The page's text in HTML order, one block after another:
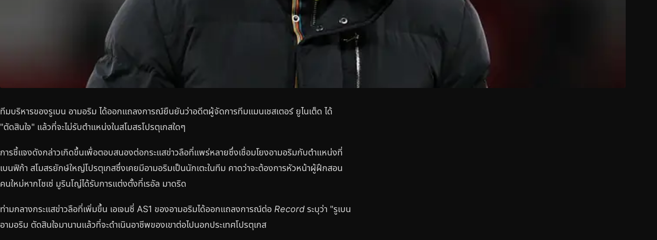
ทีมบริหารของรูเบน อามอริม ได้ออกแถลงการณ์ยืนยันว่าอดีตผู้จัดการทีมแมนเชสเตอร์ ยูไนเต็ด ได้
"ตัดสินใจ" แล้วที่จะไม่รับตำแหน่งในสโมสรโปรตุเกสใดๆ
การชี้แจงดังกล่าวเกิดขึ้นเพื่อตอบสนองต่อกระแสข่าวลือที่แพร่หลายซึ่งเชื่อมโยงอามอริมกับตำแหน่งที่
เบนฟิก้า สโมสรยักษ์ใหญ่โปรตุเกสซึ่งเคยมีอามอริมเป็นนักเตะในทีม คาดว่าจะต้องการหัวหน้าผู้ฝึกสอน
คนใหม่หากโชเซ่ มูรินโญ่ได้รับการแต่งตั้งที่เรอัล มาดริด
ท่ามกลางกระแสข่าวลือที่เพิ่มขึ้น เอเจนซี่ AS1 ของอามอริมได้ออกแถลงการณ์ต่อ Record ระบุว่า "รูเบน
อามอริม ตัดสินใจมานานแล้วที่จะดำเนินอาชีพของเขาต่อไปนอกประเทศโปรตุเกส